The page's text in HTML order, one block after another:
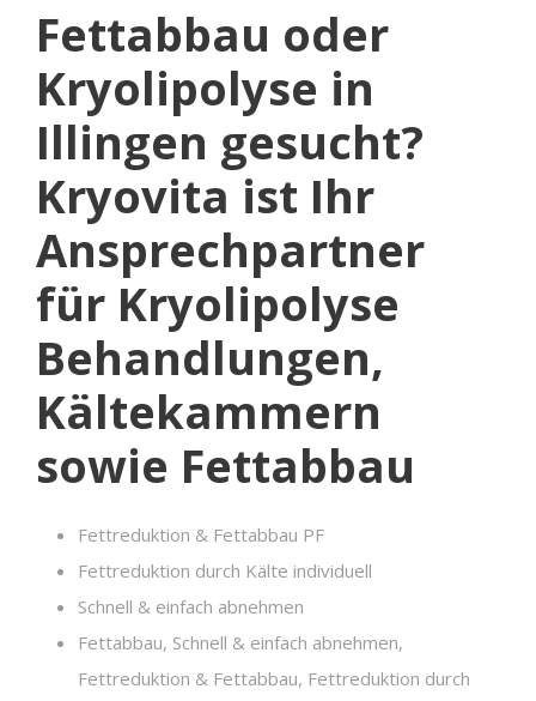
Fettabbau oder
Kryolipolyse in
Illingen gesucht?
Kryovita ist Ihr
Ansprechpartner
für Kryolipolyse
Behandlungen,
Kältekammern
sowie Fettabbau
Fettreduktion & Fettabbau PF
Fettreduktion durch Kälte individuell
Schnell & einfach abnehmen
Fettabbau, Schnell & einfach abnehmen,
Fettreduktion & Fettabbau, Fettreduktion durch